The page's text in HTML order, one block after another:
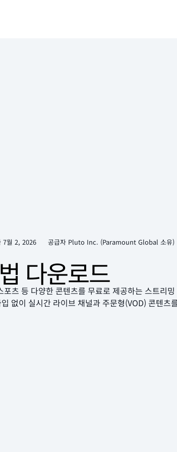
7월 2, 2026
공급자 Pluto Inc. (Paramount Global 소유)
다운로드
츠 등 다양한 콘텐츠를 무료로 제공하는 스트리
없이 실시간 라이브 채널과 주문형(VOD) 콘텐츠